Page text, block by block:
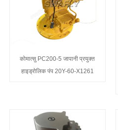
कोमात्सु PC200-5 जापानी प्रयुक्त
हाइड्रोलिक पंप 20Y-60-X1261